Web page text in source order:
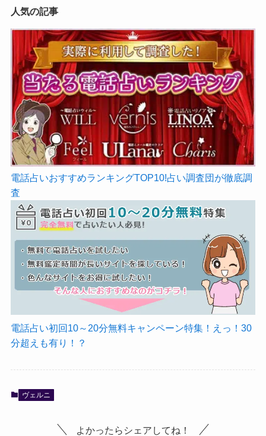
人気の記事
電話占いおすすめランキングTOP10!占い調査団が徹底調
査
電話占い初回10～20分無料キャンペーン特集！えっ！30
分超えも有り！？
ヴェルニ
よかったらシェアしてね！